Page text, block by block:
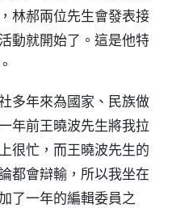
林郝兩位先生會發表接
動就開始了。這是他特
多年來為國家、民族做
年前王曉波先生將我拉
很忙，而王曉波先生的
都會辯輸，所以我坐在
了一年的編輯委員之